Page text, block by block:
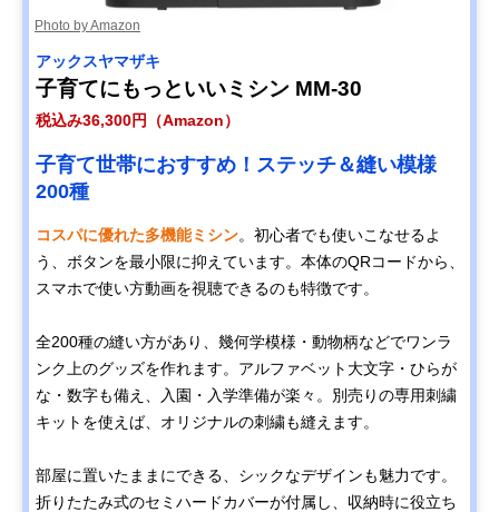
Photo by Amazon
アックスヤマザキ
子育てにもっといいミシン MM-30
税込み36,300円（Amazon）
子育て世帯におすすめ！ステッチ＆縫い模様
200種
コスパに優れた多機能ミシン。初心者でも使いこなせるよ
う、ボタンを最小限に抑えています。本体のQRコードから、
スマホで使い方動画を視聴できるのも特徴です。
全200種の縫い方があり、幾何学模様・動物柄などでワンラ
ンク上のグッズを作れます。アルファベット大文字・ひらが
な・数字も備え、入園・入学準備が楽々。別売りの専用刺繍
キットを使えば、オリジナルの刺繍も縫えます。
部屋に置いたままにできる、シックなデザインも魅力です。
折りたたみ式のセミハードカバーが付属し、収納時に役立ち